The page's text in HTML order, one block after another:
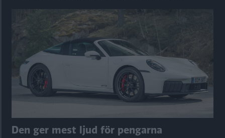
Den ger mest ljud för pengarna